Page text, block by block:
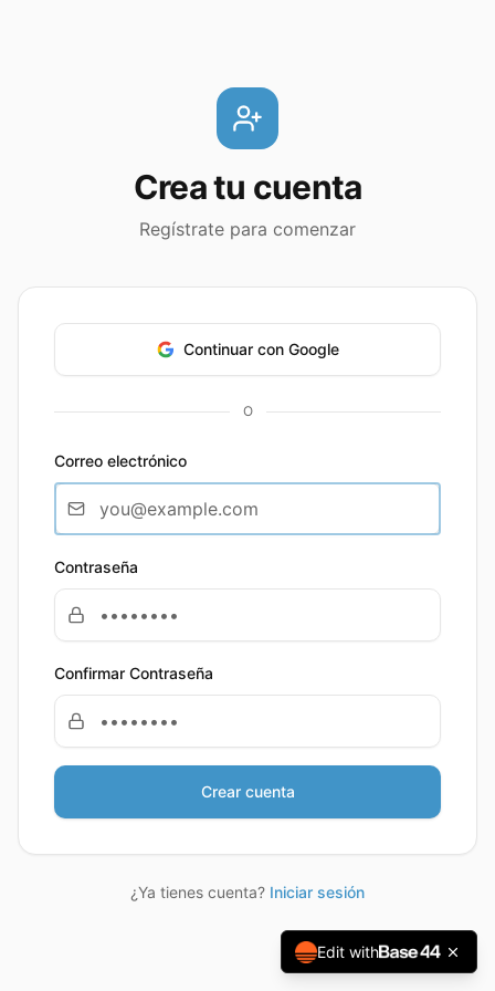
Crea tu cuenta
Regístrate para comenzar
Continuar con Google
O
Correo electrónico
Contraseña
Confirmar Contraseña
Crear cuenta
¿Ya tienes cuenta? Iniciar sesión
Edit with